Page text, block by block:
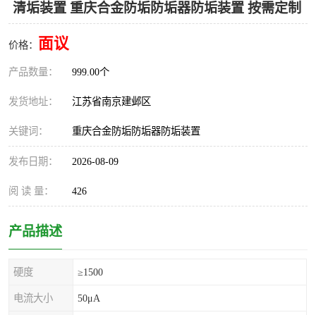
清垢装置 重庆合金防垢防垢器防垢装置 按需定制
价格： 面议
产品数量： 999.00个
发货地址： 江苏省南京建邺区
关键词： 重庆合金防垢防垢器防垢装置
发布日期： 2026-08-09
阅 读 量： 426
产品描述
硬度 ≥1500
电流大小 50μA